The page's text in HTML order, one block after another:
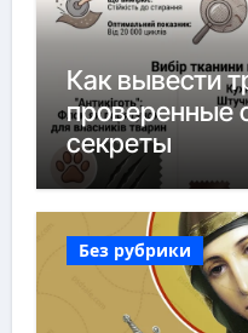
Как вывести
проверенные
секреты
Без рубрики